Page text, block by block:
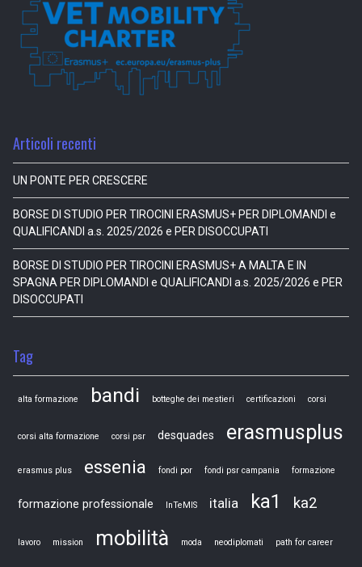
Articoli recenti
UN PONTE PER CRESCERE
BORSE DI STUDIO PER TIROCINI ERASMUS+ PER DIPLOMANDI e
QUALIFICANDI a.s. 2025/2026 e PER DISOCCUPATI
BORSE DI STUDIO PER TIROCINI ERASMUS+ A MALTA E IN
SPAGNA PER DIPLOMANDI e QUALIFICANDI a.s. 2025/2026 e PER
DISOCCUPATI
Tag
alta formazione bandi botteghe dei mestieri certificazioni corsi
corsi alta formazione corsi psr desquades erasmusplus
erasmus plus essenia fondi por fondi psr campania formazione
formazione professionale InTeMIS italia ka1 ka2
lavoro mission mobilità moda neodiplomati path for career